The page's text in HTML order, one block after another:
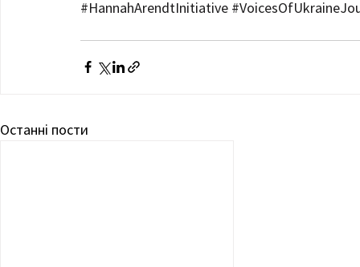
#HannahArendtInitiative
Останні пости